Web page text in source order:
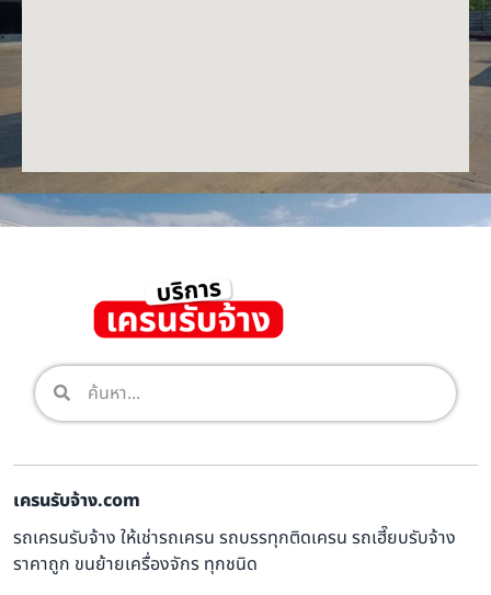
เครนรับจ้าง.com
รถเครนรับจ้าง ให้เช่ารถเครน รถบรรทุกติดเครน รถเฮี๊ยบรับจ้าง
ราคาถูก ขนย้ายเครื่องจักร ทุกชนิด